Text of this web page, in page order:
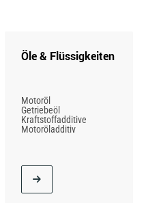
Öle & Flüssigkeiten
Motoröl
Getriebeöl
Kraftstoffadditive
Motoröladditiv